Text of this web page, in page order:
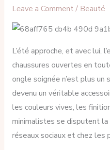
Leave a Comment / Beauté
L’été approche, et avec lui,
chaussures ouvertes en
ongle soignée n’est plus un
devenu un véritable
les couleurs vives, les
minimalistes se disputent
réseaux sociaux et chez les